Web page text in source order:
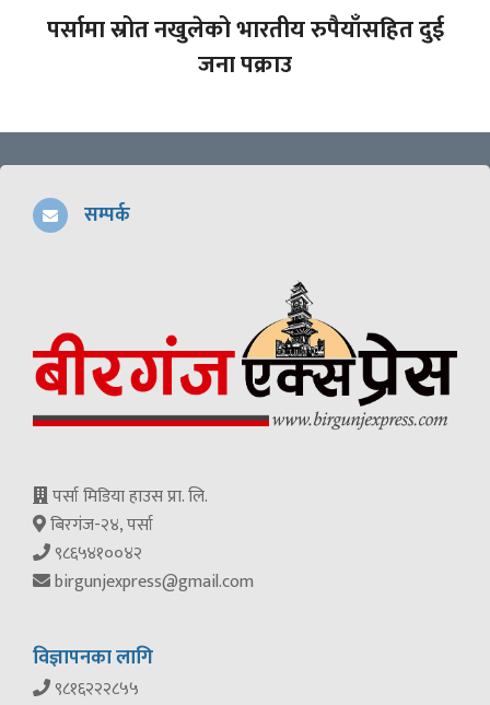
पर्सामा स्रोत नखुलेको भारतीय रुपैयाँसहित दुई
जना पक्राउ
सम्पर्क
पर्सा मिडिया हाउस प्रा. लि.
बिरगंज-२४, पर्सा
९८६५४१००४२
birgunjexpress@gmail.com
विज्ञापनका लागि
९८१६२२२८५५